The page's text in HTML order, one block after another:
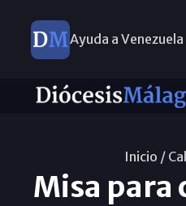
Ayuda a Venezuela
Inicio /
Misa para